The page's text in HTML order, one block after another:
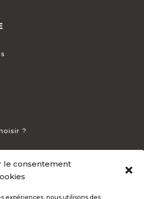
le consentement
expériences, nous utilisons des
?